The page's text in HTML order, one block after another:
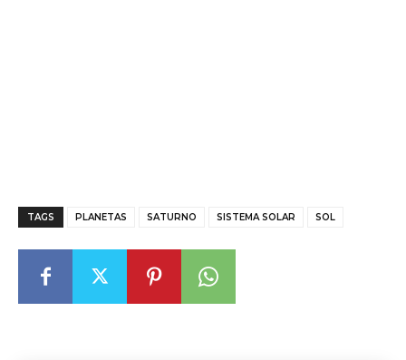
TAGS PLANETAS SATURNO SISTEMA SOLAR SOL